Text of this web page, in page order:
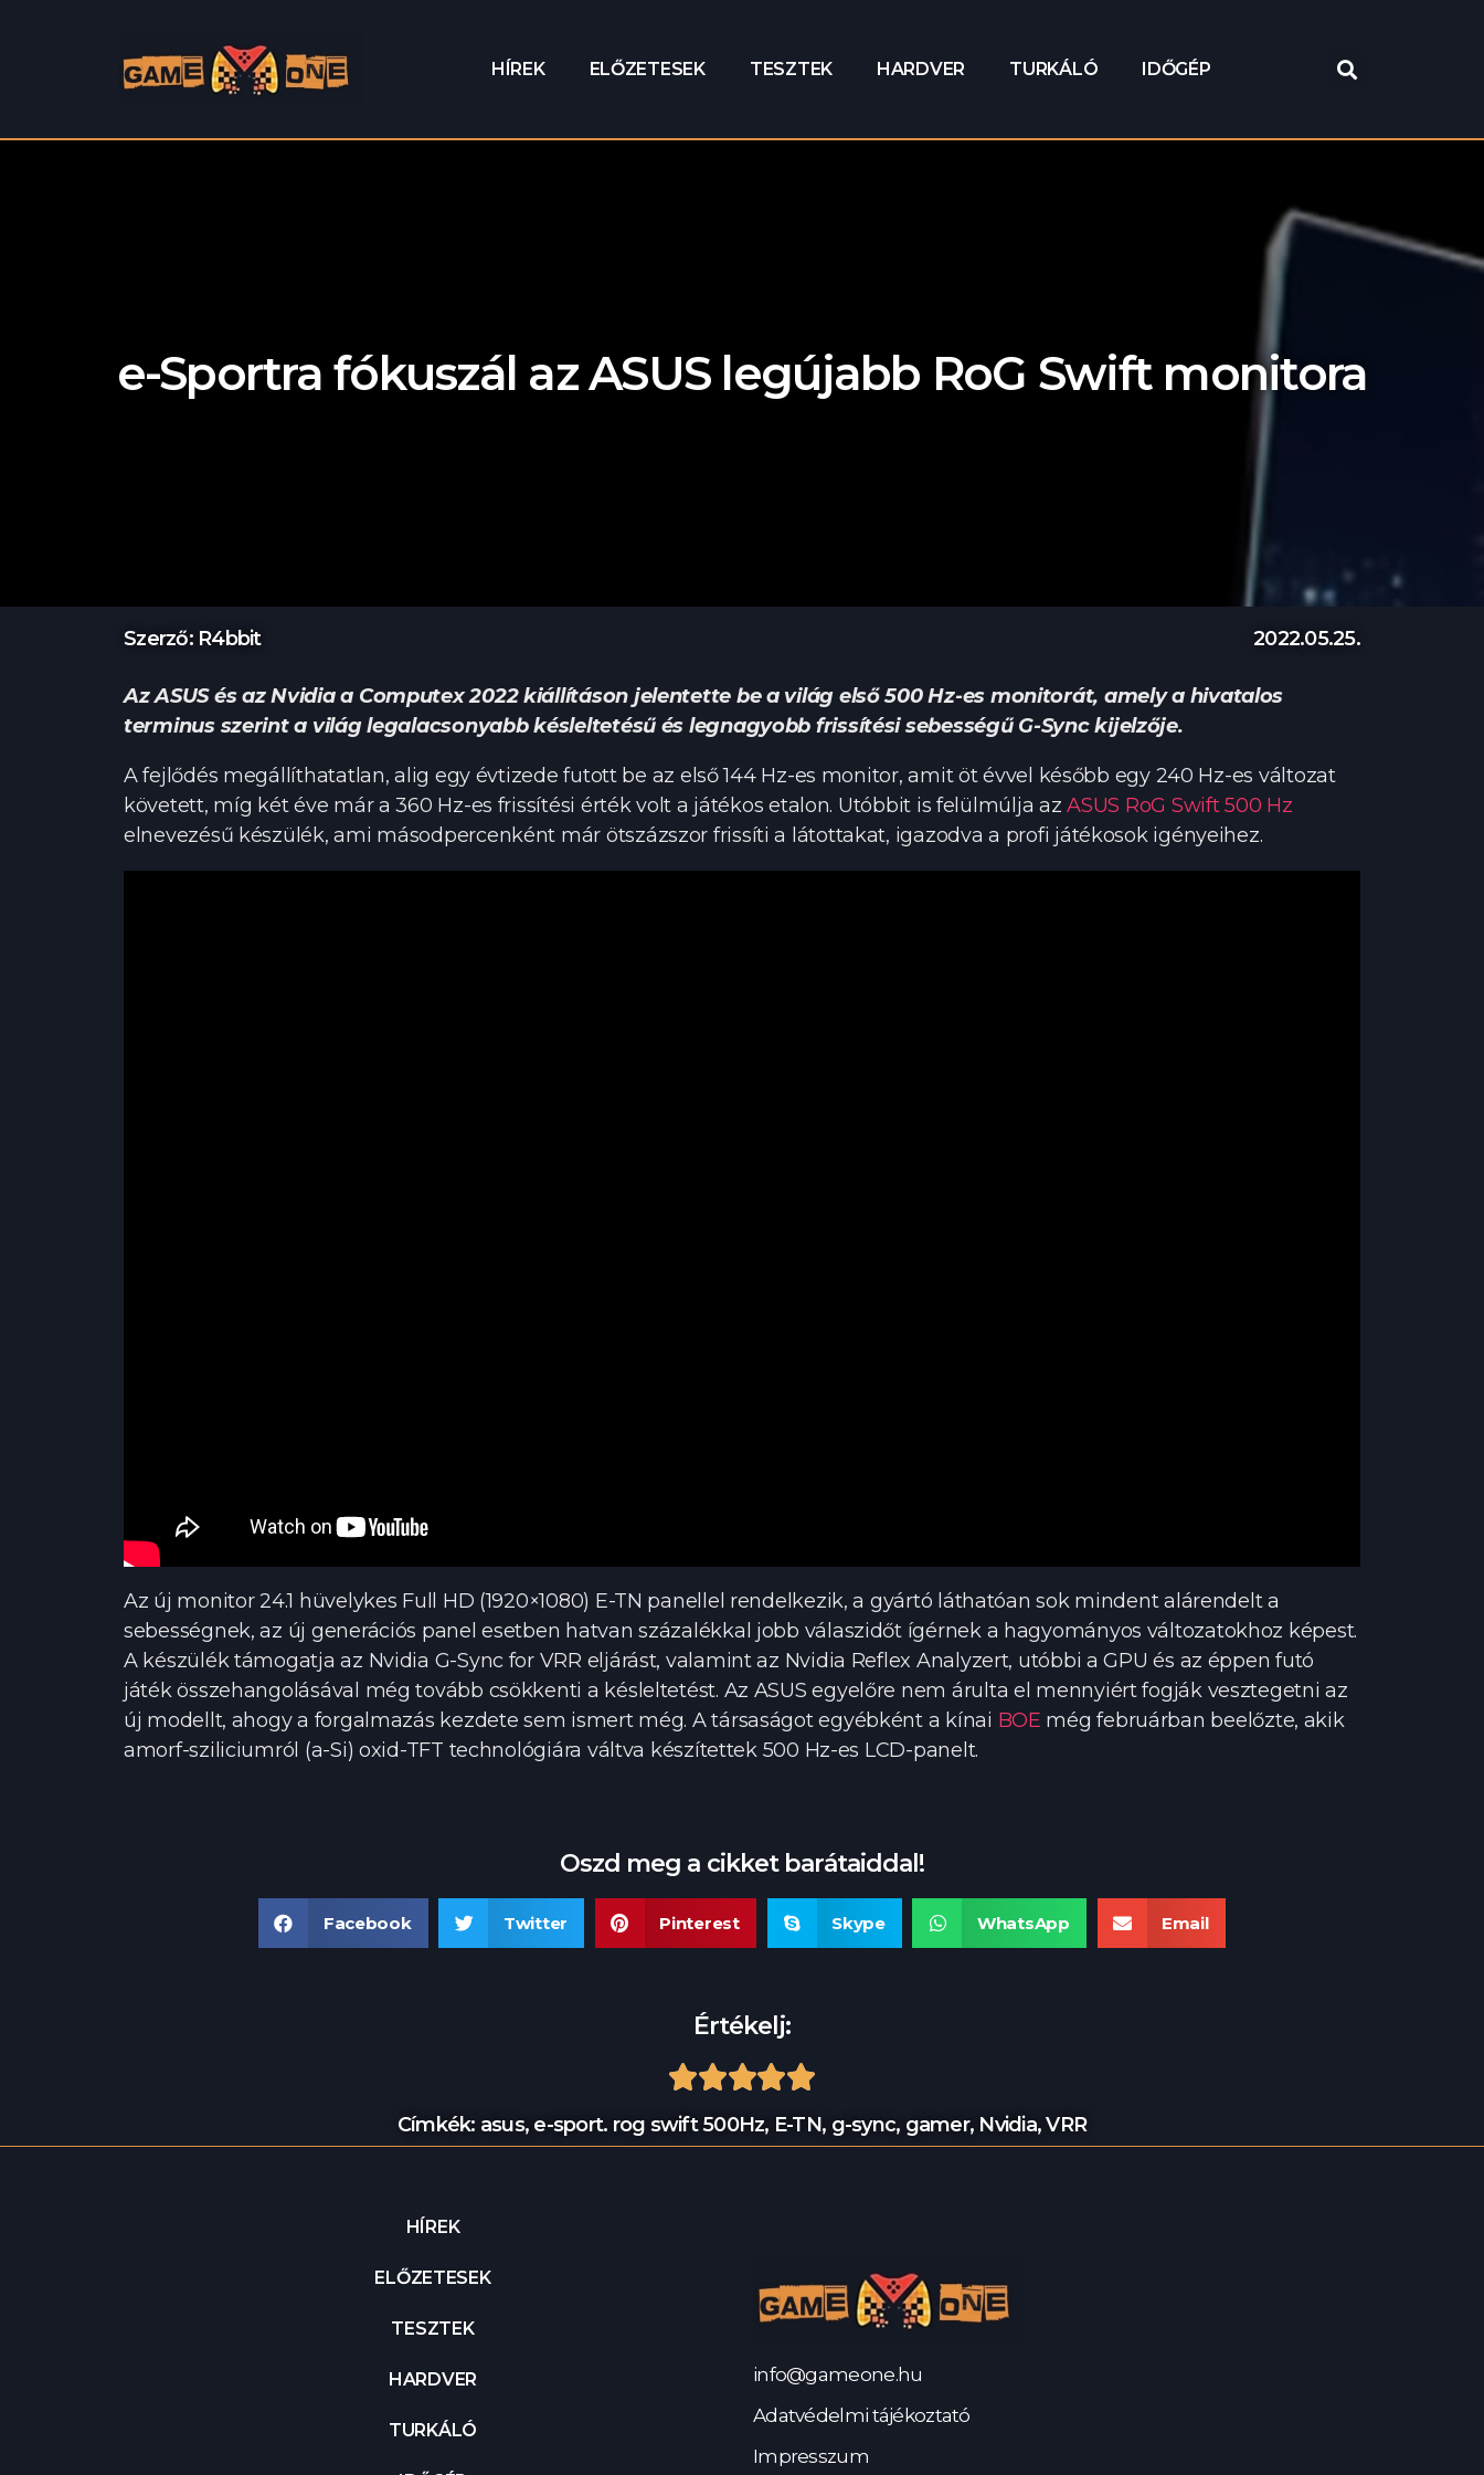
HÍREK ELŐZETESEK TESZTEK HARDVER TURKÁLÓ IDŐGÉP
e-Sportra fókuszál az ASUS legújabb RoG Swift monitora
Szerző: R4bbit 2022.05.25.
Az ASUS és az Nvidia a Computex 2022 kiállításon jelentette be a világ első 500 Hz-es monitorát, amely a hivatalos
terminus szerint a világ legalacsonyabb késleltetésű és legnagyobb frissítési sebességű G-Sync kijelzője.
A fejlődés megállíthatatlan, alig egy évtizede futott be az első 144 Hz-es monitor, amit öt évvel később egy 240 Hz-es változat
követett, míg két éve már a 360 Hz-es frissítési érték volt a játékos etalon. Utóbbit is felülmúlja azASUS RoG Swift 500 Hz
elnevezésű készülék, ami másodpercenként már ötszázszor frissíti a látottakat, igazodva a profi játékosok igényeihez.
Az új monitor 24.1 hüvelykes Full HD (1920×1080) E-TN panellel rendelkezik, a gyártó láthatóan sok mindent alárendelt a
sebességnek, az új generációs panel esetben hatvan százalékkal jobb válaszidőt ígérnek a hagyományos változatokhoz képest.
A készülék támogatja az Nvidia G-Sync for VRR eljárást, valamint az Nvidia Reflex Analyzert, utóbbi a GPU és az éppen futó
játék összehangolásával még tovább csökkenti a késleltetést. Az ASUS egyelőre nem árulta el mennyiért fogják vesztegetni az
új modellt, ahogy a forgalmazás kezdete sem ismert még. A társaságot egyébként a kínai BOE még februárban beelőzte, akik
amorf-sziliciumról (a-Si) oxid-TFT technológiára váltva készítettek 500 Hz-es LCD-panelt.
Oszd meg a cikket barátaiddal!
Facebook Twitter Pinterest Skype WhatsApp Email
Értékelj:

Címkék: asus, e-sport. rog swift 500Hz, E-TN, g-sync, gamer, Nvidia,VRR
HÍREK
ELŐZETESEK
TESZTEK
HARDVER
TURKÁLÓ
info@gameone.hu
Adatvédelmi tájékoztató
Impresszum